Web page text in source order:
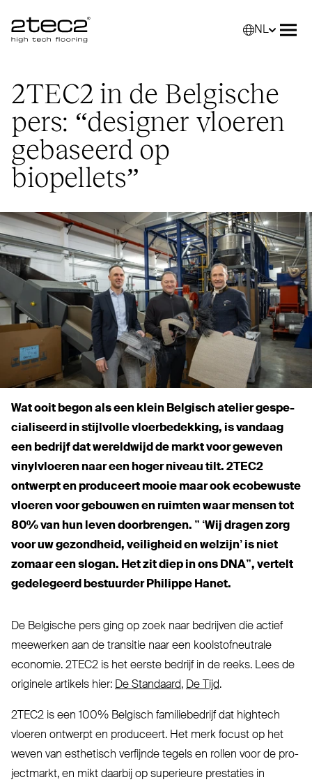
Primary
NL
2TEC2 in de Belgische
pers: “designer vloeren
gebaseerd op
biopellets”
Wat ooit begon als een klein Belgisch atelier gespe­
ci­a­liseerd in stijlvolle vloer­be­dekking, is vandaag
een bedrijf dat wereldwijd de markt voor geweven
vinyl­vloeren naar een hoger niveau tilt. 2TEC2
ontwerpt en pro­duceert mooie maar ook eco­bewuste
vloeren voor gebouwen en ruimten waar mensen tot
80% van hun leven door­brengen. ” ‘Wij dragen zorg
voor uw gezondheid, vei­ligheid en welzijn’ is niet
zomaar een slogan. Het zit diep in ons DNA”, vertelt
gede­legeerd bestuurder Philippe Hanet.
De Belgische pers ging op zoek naar bedrijven die actief
meewerken aan de transitie naar een kool­stof­neutrale
economie. 2TEC2 is het eerste bedrijf in de reeks. Lees de
originele artikels hier: De Standaard, De Tijd.
2TEC2 is een 100% Belgisch fami­lie­bedrijf dat hightech
vloeren ontwerpt en pro­duceert. Het merk focust op het
weven van esthetisch verfijnde tegels en rollen voor de pro­
jectmarkt, en mikt daarbij op superieure prestaties in